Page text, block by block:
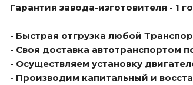
Гарантия завода-изготовителя - 1
- Быстрая отгрузка любой
- Своя доставка автотранспортом
- Осуществляем установку
- Производим капитальный и